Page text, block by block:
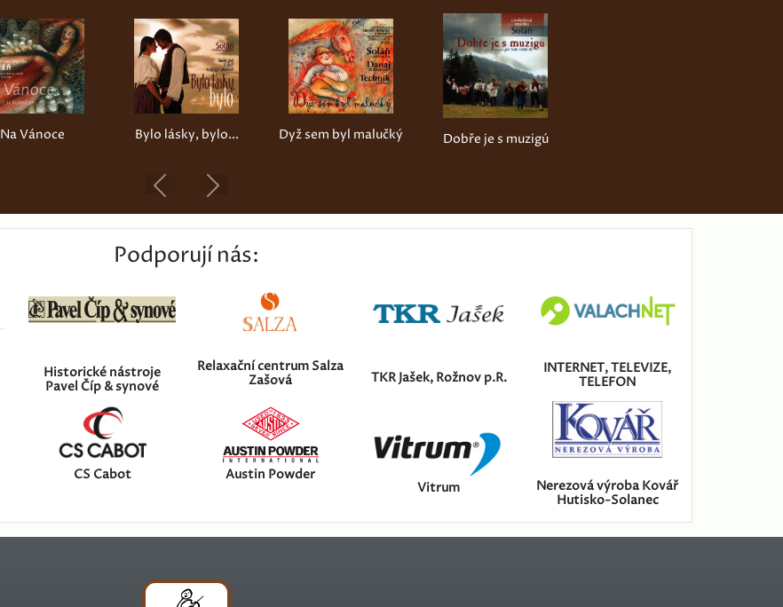
Na Vánoce Bylo lásky, bylo... Dyž sem byl malučký Dobře je s muzigú
Previous
Podporují nás:
Historické nástroje
Pavel Číp & synové
Relaxační centrum Salza
Zašová
TKR Jašek, Rožnov p.R.
INTERNET, TELEVIZE,
TELEFON
CS Cabot Austin Powder
Vitrum
Nerezová výroba Kovář
Hutisko-Solanec